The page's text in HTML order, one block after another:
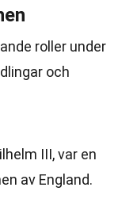
roller under
och
III, var en
av England.